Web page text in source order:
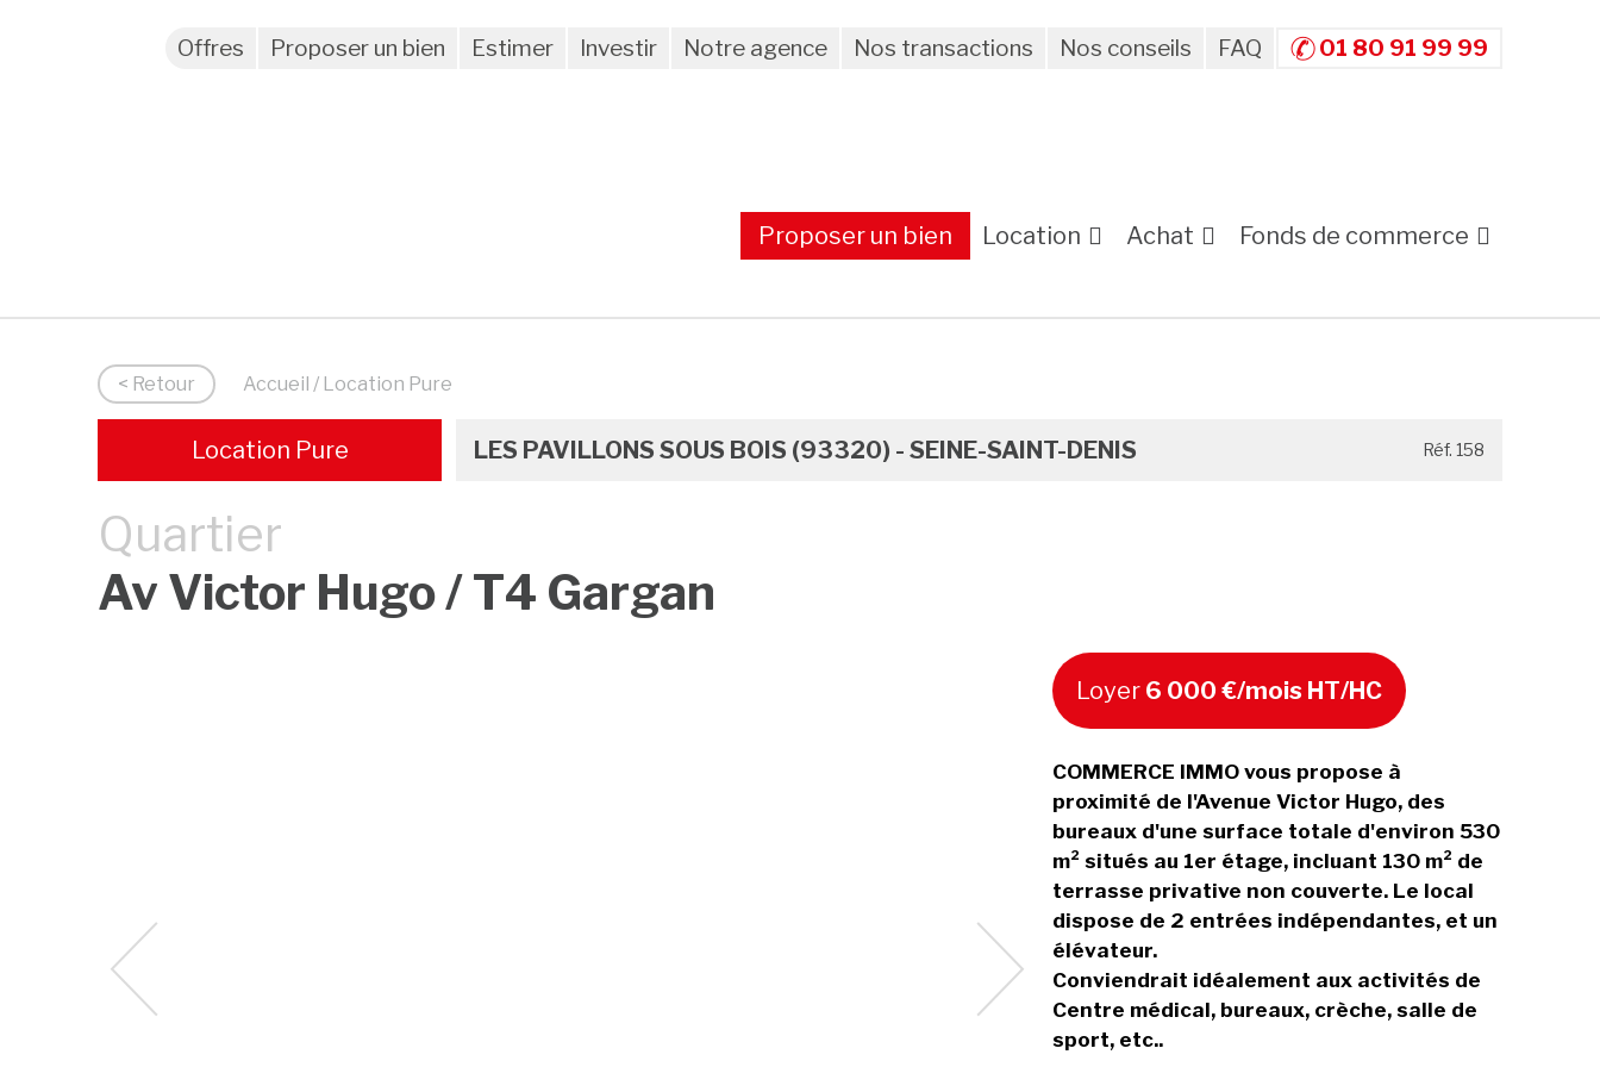
Offres Proposer un bien Estimer Investir Notre agence Nos transactions Nos conseils FAQ 01 80 91 99 99
Proposer un bien Location Achat Fonds de commerce
< Retour Accueil / Location Pure
Location Pure LES PAVILLONS SOUS BOIS (93320) - SEINE-SAINT-DENIS Réf. 158
Quartier
Av Victor Hugo / T4 Gargan
Loyer 6 000 €/mois HT/HC
COMMERCE IMMO vous propose à
proximité de l'Avenue Victor Hugo, des
bureaux d'une surface totale d'environ 530
m² situés au 1er étage, incluant 130 m² de
terrasse privative non couverte. Le local
dispose de 2 entrées indépendantes, et un
élévateur.
Conviendrait idéalement aux activités de
Centre médical, bureaux, crèche, salle de
sport, etc..